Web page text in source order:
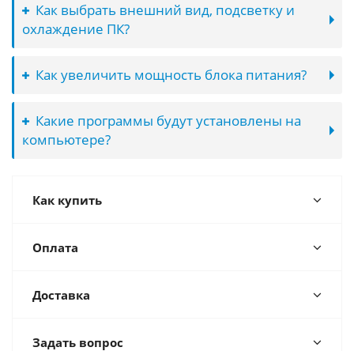
Как выбрать внешний вид, подсветку и
охлаждение ПК?
Как увеличить мощность блока питания?
Какие программы будут установлены на
компьютере?
Как купить
Оплата
Доставка
Задать вопрос